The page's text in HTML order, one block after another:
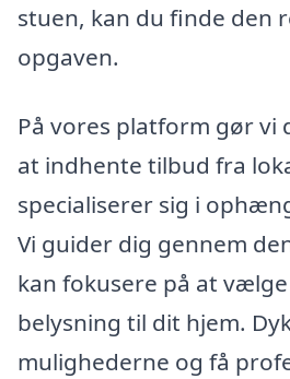
stuen, kan du finde den
opgaven.
På vores platform gør vi
at indhente tilbud fra
specialiserer sig i
Vi guider dig gennem
kan fokusere på at
belysning til dit hjem.
mulighederne og få